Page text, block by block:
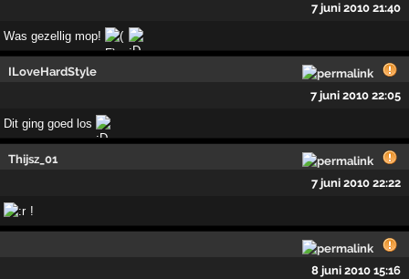
7 juni 2010 21:40
Was gezellig mop!
ILoveHardStyle
7 juni 2010 22:05
Dit ging goed los
Thijsz_01
7 juni 2010 22:22
!
8 juni 2010 15:16